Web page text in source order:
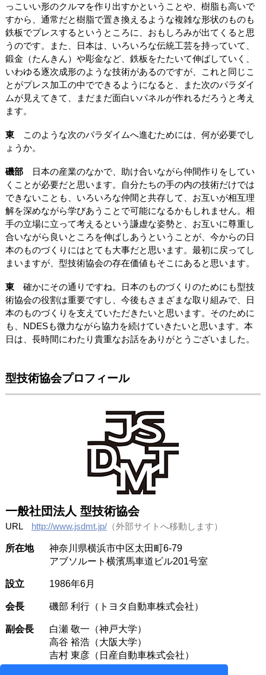
っこいい形のクルマを作り出すかということや、樹脂も高いで
すから、通常だと樹脂で置き換えるような複雑な形状のものも
鉄板でプレスするというところに、おもしろみが出てくると思
うのです。また、日本は、いろいろな伝統工芸を持っていて、
鍛金（たんきん）や彫金など、鉄板をたたいて伸ばしていく、
いわゆる逐次成形のような技術があるのですが、これと同じこ
とがプレス加工の中でできるようになると、また次のパラダイ
ムが見えてきて、まだまだ面白いパネルが作れるだろうと考え
ます。
東このような次のパラダイムへ進むためには、何が必要でし
ょうか。
磯部日本の産業のなかで、助け合いながら仲間作りをしてい
くことが必要だと思います。自分たちの手の内の技術だけでは
できないことも、いろいろな仲間と共存して、お互いが相互理
解を深めながら学びあうことで可能になるかもしれません。相
手の立場に立って考えるという謙虚な姿勢と、お互いに尊重し
合いながら良いところを伸ばしあうということが、今からの日
本のものづくりにはとても大事だと思います。最初に戻ってし
まいますが、型技術協会の存在価値もそこにあると思います。
東確かにその通りですね。日本のものづくりのためにも型技
術協会の役割は重要ですし、今後もさまざまな取り組みで、日
本のものづくりを支えていただきたいと思います。そのために
も、NDESも微力ながら協力を続けていきたいと思います。本
日は、長時間にわたり貴重なお話をありがとうございました。
型技術協会プロフィール
一般社団法人 型技術協会
URL http://www.jsdmt.jp/（外部サイトへ移動します）
所在地
神奈川県横浜市中区太田町6-79
アブソルート横濱馬車道ビル201号室
設立 1986年6月
会長 磯部 利行（トヨタ自動車株式会社）
副会長
白瀬 敬一（神戸大学）
高谷 裕浩（大阪大学）
吉村 東彦（日産自動車株式会社）